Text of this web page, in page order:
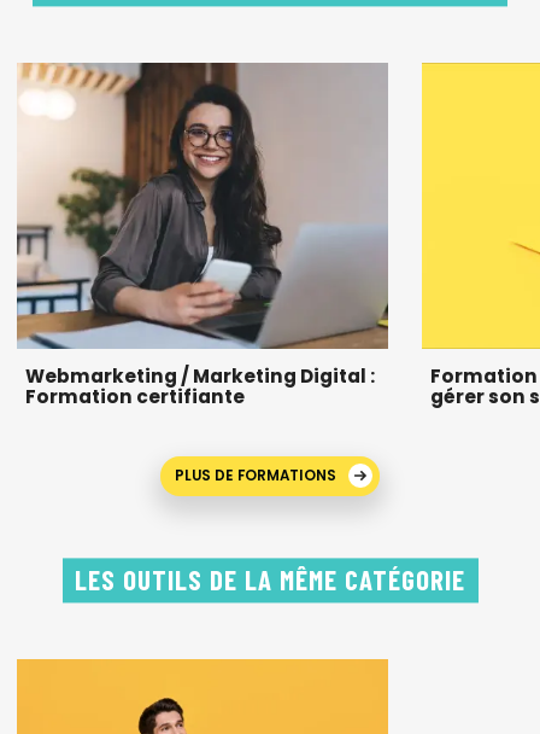
Webmarketing / Marketing Digital :
Formation certifiante
gérer son
PLUS DE FORMATIONS
LES OUTILS DE LA MÊME CATÉGORIE